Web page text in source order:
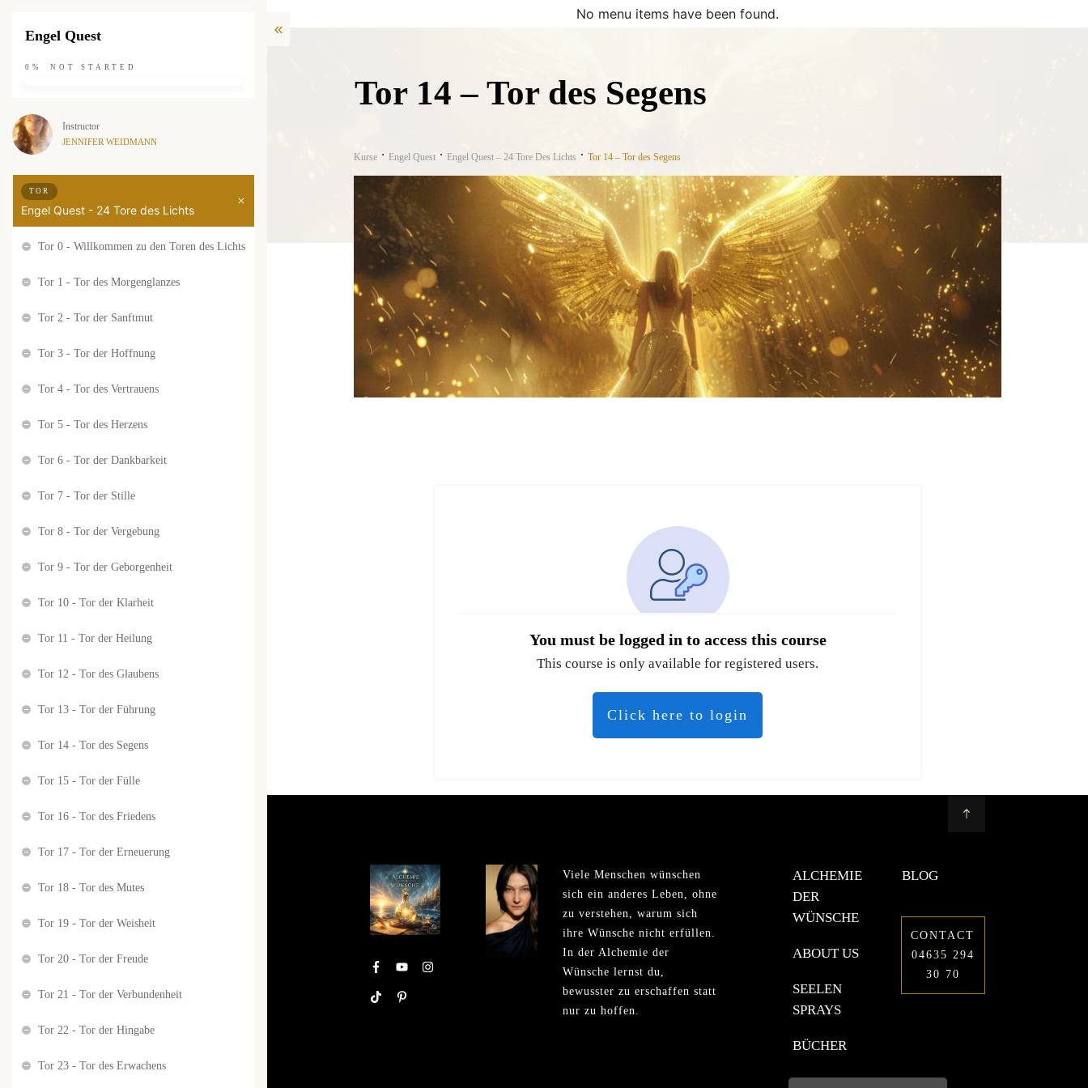
No menu items have been found.
Tor 14 – Tor des Segens
Kurse Engel Quest Engel Quest – 24 Tore Des Lichts Tor 14 – Tor des Segens
You must be logged in to access this course
This course is only available for registered users.
Click here to login
Viele Menschen wünschen
sich ein anderes Leben, ohne
zu verstehen, warum sich
ihre Wünsche nicht erfüllen.
In der Alchemie der
Wünsche lernst du,
bewusster zu erschaffen statt
nur zu hoffen.
ALCHEMIE
DER
WÜNSCHE
ABOUT US
SEELEN
SPRAYS
BÜCHER
BLOG
CONTACT
04635 294
30 70
Engel Quest
0% NOT STARTED
Instructor
JENNIFER WEIDMANN
TOR
Engel Quest - 24 Tore des Lichts
Tor 0 - Willkommen zu den Toren des Lichts
Tor 1 - Tor des Morgenglanzes
Tor 2 - Tor der Sanftmut
Tor 3 - Tor der Hoffnung
Tor 4 - Tor des Vertrauens
Tor 5 - Tor des Herzens
Tor 6 - Tor der Dankbarkeit
Tor 7 - Tor der Stille
Tor 8 - Tor der Vergebung
Tor 9 - Tor der Geborgenheit
Tor 10 - Tor der Klarheit
Tor 11 - Tor der Heilung
Tor 12 - Tor des Glaubens
Tor 13 - Tor der Führung
Tor 14 - Tor des Segens
Tor 15 - Tor der Fülle
Tor 16 - Tor des Friedens
Tor 17 - Tor der Erneuerung
Tor 18 - Tor des Mutes
Tor 19 - Tor der Weisheit
Tor 20 - Tor der Freude
Tor 21 - Tor der Verbundenheit
Tor 22 - Tor der Hingabe
Tor 23 - Tor des Erwachens